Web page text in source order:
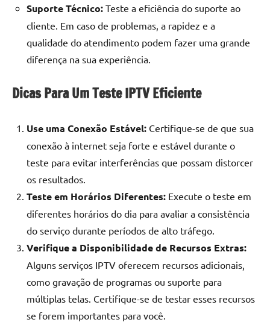
Suporte Técnico: Teste a eficiência do suporte ao
cliente. Em caso de problemas, a rapidez e a
qualidade do atendimento podem fazer uma grande
diferença na sua experiência.
Dicas Para Um Teste IPTV Eficiente
Use uma Conexão Estável: Certifique-se de que sua
conexão à internet seja forte e estável durante o
teste para evitar interferências que possam distorcer
os resultados.
Teste em Horários Diferentes: Execute o teste em
diferentes horários do dia para avaliar a consistência
do serviço durante períodos de alto tráfego.
Verifique a Disponibilidade de Recursos Extras:
Alguns serviços IPTV oferecem recursos adicionais,
como gravação de programas ou suporte para
múltiplas telas. Certifique-se de testar esses recursos
se forem importantes para você.